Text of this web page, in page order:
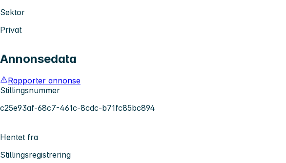
Sektor
Privat
Annonsedata
Rapporter annonse
Stillingsnummer
c25e93af-68c7-461c-8cdc-b71fc85bc894
Hentet fra
Stillingsregistrering